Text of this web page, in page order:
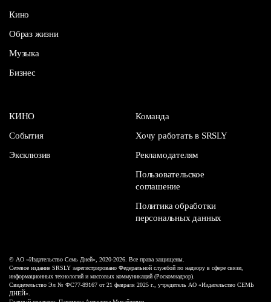
Кино
Образ жизни
Музыка
Бизнес
КИНО
События
Эксклюзив
Команда
Хочу работать в SRSLY
Рекламодателям
Пользовательское
соглашение
Политика обработки
персональных данных
© АО «Издательство Семь Дней», 2020-2026. Все права защищены.
Сетевое издание SRSLY зарегистрировано Федеральной службой по надзору в сфере связи,
информационных технологий и массовых коммуникаций (Роскомнадзор).
Свидетельство Эл № ФС77-89167 от 21 февраля 2025 г., учредитель АО «Издательство СЕМЬ
ДНЕЙ».